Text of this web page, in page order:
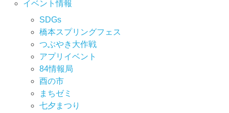
イベント情報
SDGs
橋本スプリングフェス
つぶやき大作戦
アプリイベント
84情報局
酉の市
まちゼミ
七⼣まつり